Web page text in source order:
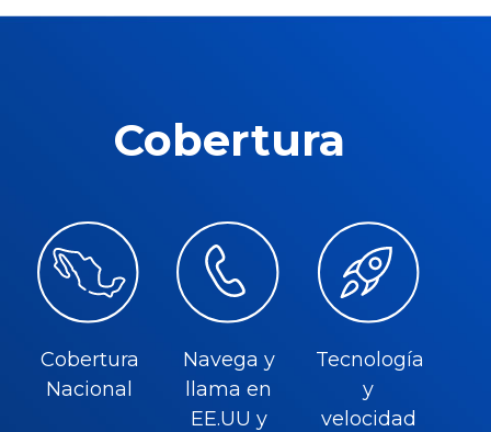
Cobertura
Cobertura
Nacional
Navega y
llama en
EE.UU y
Tecnología
y
velocidad